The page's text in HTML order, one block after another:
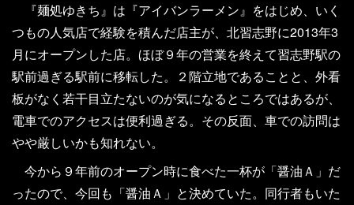
『麺処ゆきち』は『アイバンラーメン』をはじめ、いく
つもの人気店で経験を積んだ店主が、北習志野に2013年3
月にオープンした店。ほぼ９年の営業を終えて習志野駅の
駅前過ぎる駅前に移転した。２階立地であることと、外看
板がなく若干目立たないのが気になるところではあるが、
電車でのアクセスは便利過ぎる。その反面、車での訪問は
やや厳しいかも知れない。
今から９年前のオープン時に食べた一杯が「醤油Ａ」だ
ったので、今回も「醤油Ａ」と決めていた。同行者もいた